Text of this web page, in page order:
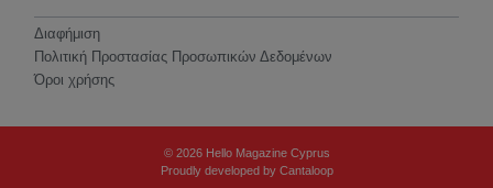
Διαφήμιση
Πολιτική Προστασίας Προσωπικών Δεδομένων
Όροι χρήσης
© 2026 Hello Magazine Cyprus
Proudly developed by Cantaloop